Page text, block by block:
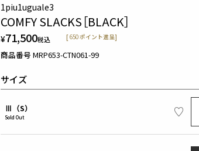
1piu1uguale3
COMFY SLACKS［BLACK］
¥71,500税込 [650ポイント進呈]
商品番号 MRP653-CTN061-99
サイズ
Ⅲ（S）
Sold Out